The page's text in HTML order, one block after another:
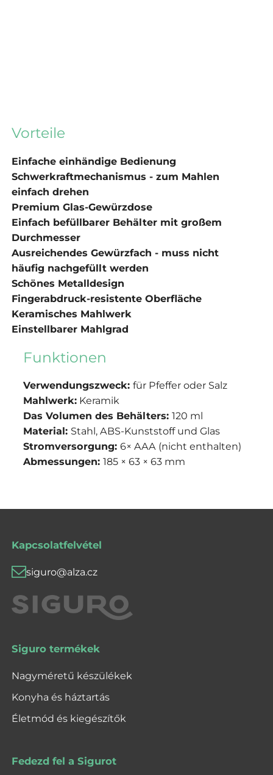
Vorteile
Einfache einhändige Bedienung
Schwerkraftmechanismus - zum Mahlen
einfach drehen
Premium Glas-Gewürzdose
Einfach befüllbarer Behälter mit großem
Durchmesser
Ausreichendes Gewürzfach - muss nicht
häufig nachgefüllt werden
Schönes Metalldesign
Fingerabdruck-resistente Oberfläche
Keramisches Mahlwerk
Einstellbarer Mahlgrad
Funktionen
Verwendungszweck: für Pfeffer oder Salz
Mahlwerk:Keramik
Das Volumen des Behälters: 120 ml
Material: Stahl, ABS-Kunststoff und Glas
Stromversorgung: 6× AAA (nicht enthalten)
Abmessungen: 185 × 63 × 63 mm
Kapcsolatfelvétel
siguro@alza.cz
Siguro termékek
Nagyméretű készülékek
Konyha és háztartás
Életmód és kiegészítők
Fedezd fel a Sigurot